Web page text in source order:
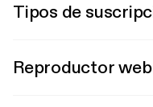
Tipos de
Reproductor